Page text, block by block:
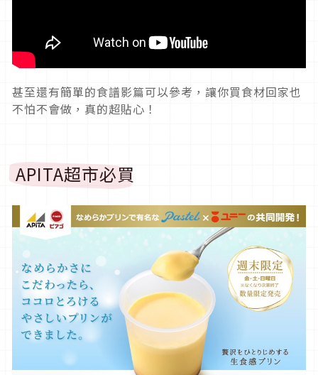
甚至還有簡單的食譜影篇可以參考，讓你買食材回家也
不怕不會做，真的超貼心！
APITA超市必買